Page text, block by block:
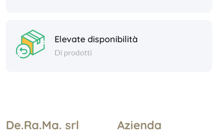
Elevate disponibilità
Di prodotti
De.Ra.Ma. srl Azienda